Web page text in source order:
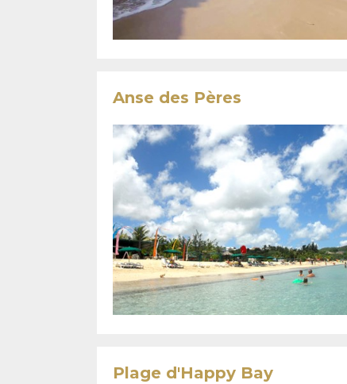
Anse des Pères
Plage d'Happy Bay